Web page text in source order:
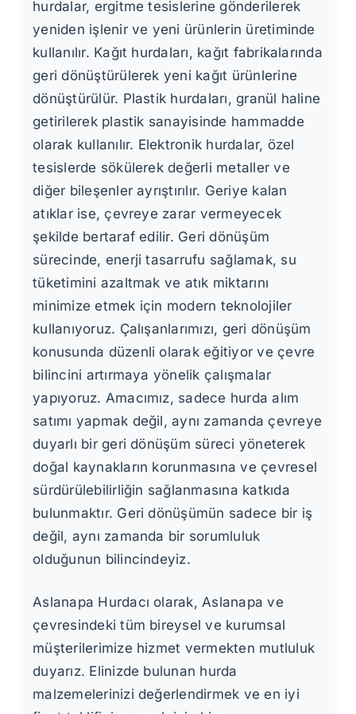
hurdalar, ergitme tesislerine gönderilerek
yeniden işlenir ve yeni ürünlerin üretiminde
kullanılır. Kağıt hurdaları, kağıt fabrikalarında
geri dönüştürülerek yeni kağıt ürünlerine
dönüştürülür. Plastik hurdaları, granül haline
getirilerek plastik sanayisinde hammadde
olarak kullanılır. Elektronik hurdalar, özel
tesislerde sökülerek değerli metaller ve
diğer bileşenler ayrıştırılır. Geriye kalan
atıklar ise, çevreye zarar vermeyecek
şekilde bertaraf edilir. Geri dönüşüm
sürecinde, enerji tasarrufu sağlamak, su
tüketimini azaltmak ve atık miktarını
minimize etmek için modern teknolojiler
kullanıyoruz. Çalışanlarımızı, geri dönüşüm
konusunda düzenli olarak eğitiyor ve çevre
bilincini artırmaya yönelik çalışmalar
yapıyoruz. Amacımız, sadece hurda alım
satımı yapmak değil, aynı zamanda çevreye
duyarlı bir geri dönüşüm süreci yöneterek
doğal kaynakların korunmasına ve çevresel
sürdürülebilirliğin sağlanmasına katkıda
bulunmaktır. Geri dönüşümün sadece bir iş
değil, aynı zamanda bir sorumluluk
olduğunun bilincindeyiz.
Aslanapa Hurdacı olarak, Aslanapa ve
çevresindeki tüm bireysel ve kurumsal
müşterilerimize hizmet vermekten mutluluk
duyarız. Elinizde bulunan hurda
malzemelerinizi değerlendirmek ve en iyi